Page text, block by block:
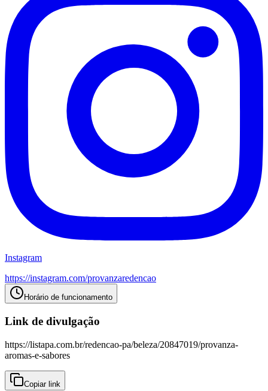
Instagram
https://instagram.com/provanzaredencao
Horário de funcionamento
Link de divulgação
https://listapa.com.br/redencao-pa/beleza/20847019/provanza-
aromas-e-sabores
Copiar link